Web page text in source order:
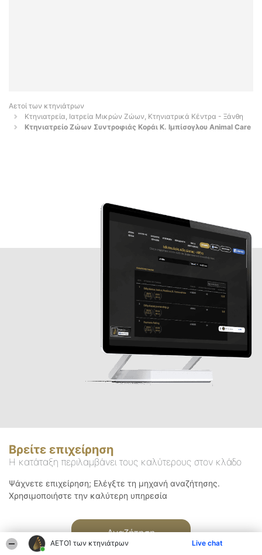
ΑΕΤΟΊ των κτηνιάτρων Live chat
Αετοί των κτηνιάτρων
Κτηνιατρεία, Ιατρεία Μικρών Ζώων, Κτηνιατρικά Κέντρα - Ξάνθη
Κτηνιατρείο Ζώων Συντροφιάς Κοράι Κ. Ιμπίσογλου Animal Care
Βρείτε επιχείρηση
Η κατάταξη περιλαμβάνει τους καλύτερους στον κλάδο
Ψάχνετε επιχείρηση; Ελέγξτε τη μηχανή αναζήτησης.
Χρησιμοποιήστε την καλύτερη υπηρεσία
Αναζήτηση